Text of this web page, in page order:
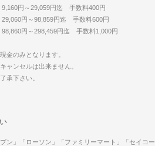
9,160円～29,059円迄 手数料400円
29,060円～98,859円迄 手数料600円
98,860円～298,459円迄 手数料1,000円
金のみとなります。
ャンセルは出来ません。
承下さい。
ブン」「ローソン」「ファミリーマート」「セイコー